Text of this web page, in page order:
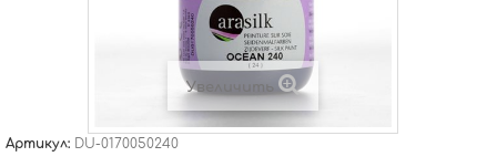
Увеличить
Артикул: DU-0170050240